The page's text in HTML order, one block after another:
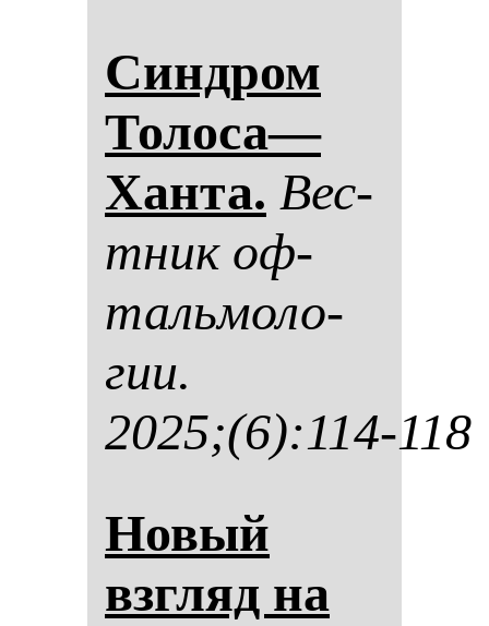
Син­дром
То­ло­са—
Хан­та. Вес­
тник оф­
таль­мо­ло­
гии.
2025;(6):114-118
Но­вый
взгляд на